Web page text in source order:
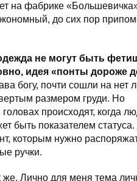
на фабрике
до сих пор
не могут быть
идея «понты дороже
богу, почти сошли на нет
размером груди. Но
происходят, когда
быть показателем
которым нужно
ручки.
же. Лично для меня тема